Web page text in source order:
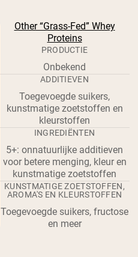
Other “Grass-Fed” Whey
Proteins
PRODUCTIE
Onbekend
ADDITIEVEN
Toegevoegde suikers,
kunstmatige zoetstoffen en
kleurstoffen
INGREDIËNTEN
5+: onnatuurlijke additieven
voor betere menging, kleur en
kunstmatige zoetstoffen
KUNSTMATIGE ZOETSTOFFEN,
AROMA'S EN KLEURSTOFFEN
Toegevoegde suikers, fructose
en meer